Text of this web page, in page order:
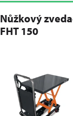
Nůžkový
FHT 150